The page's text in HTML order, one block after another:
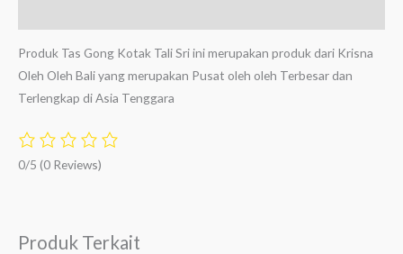
Produk Tas Gong Kotak Tali Sri ini merupakan produk dari Krisna
Oleh Oleh Bali yang merupakan Pusat oleh oleh Terbesar dan
Terlengkap di Asia Tenggara
0/5 (0 Reviews)
Produk Terkait